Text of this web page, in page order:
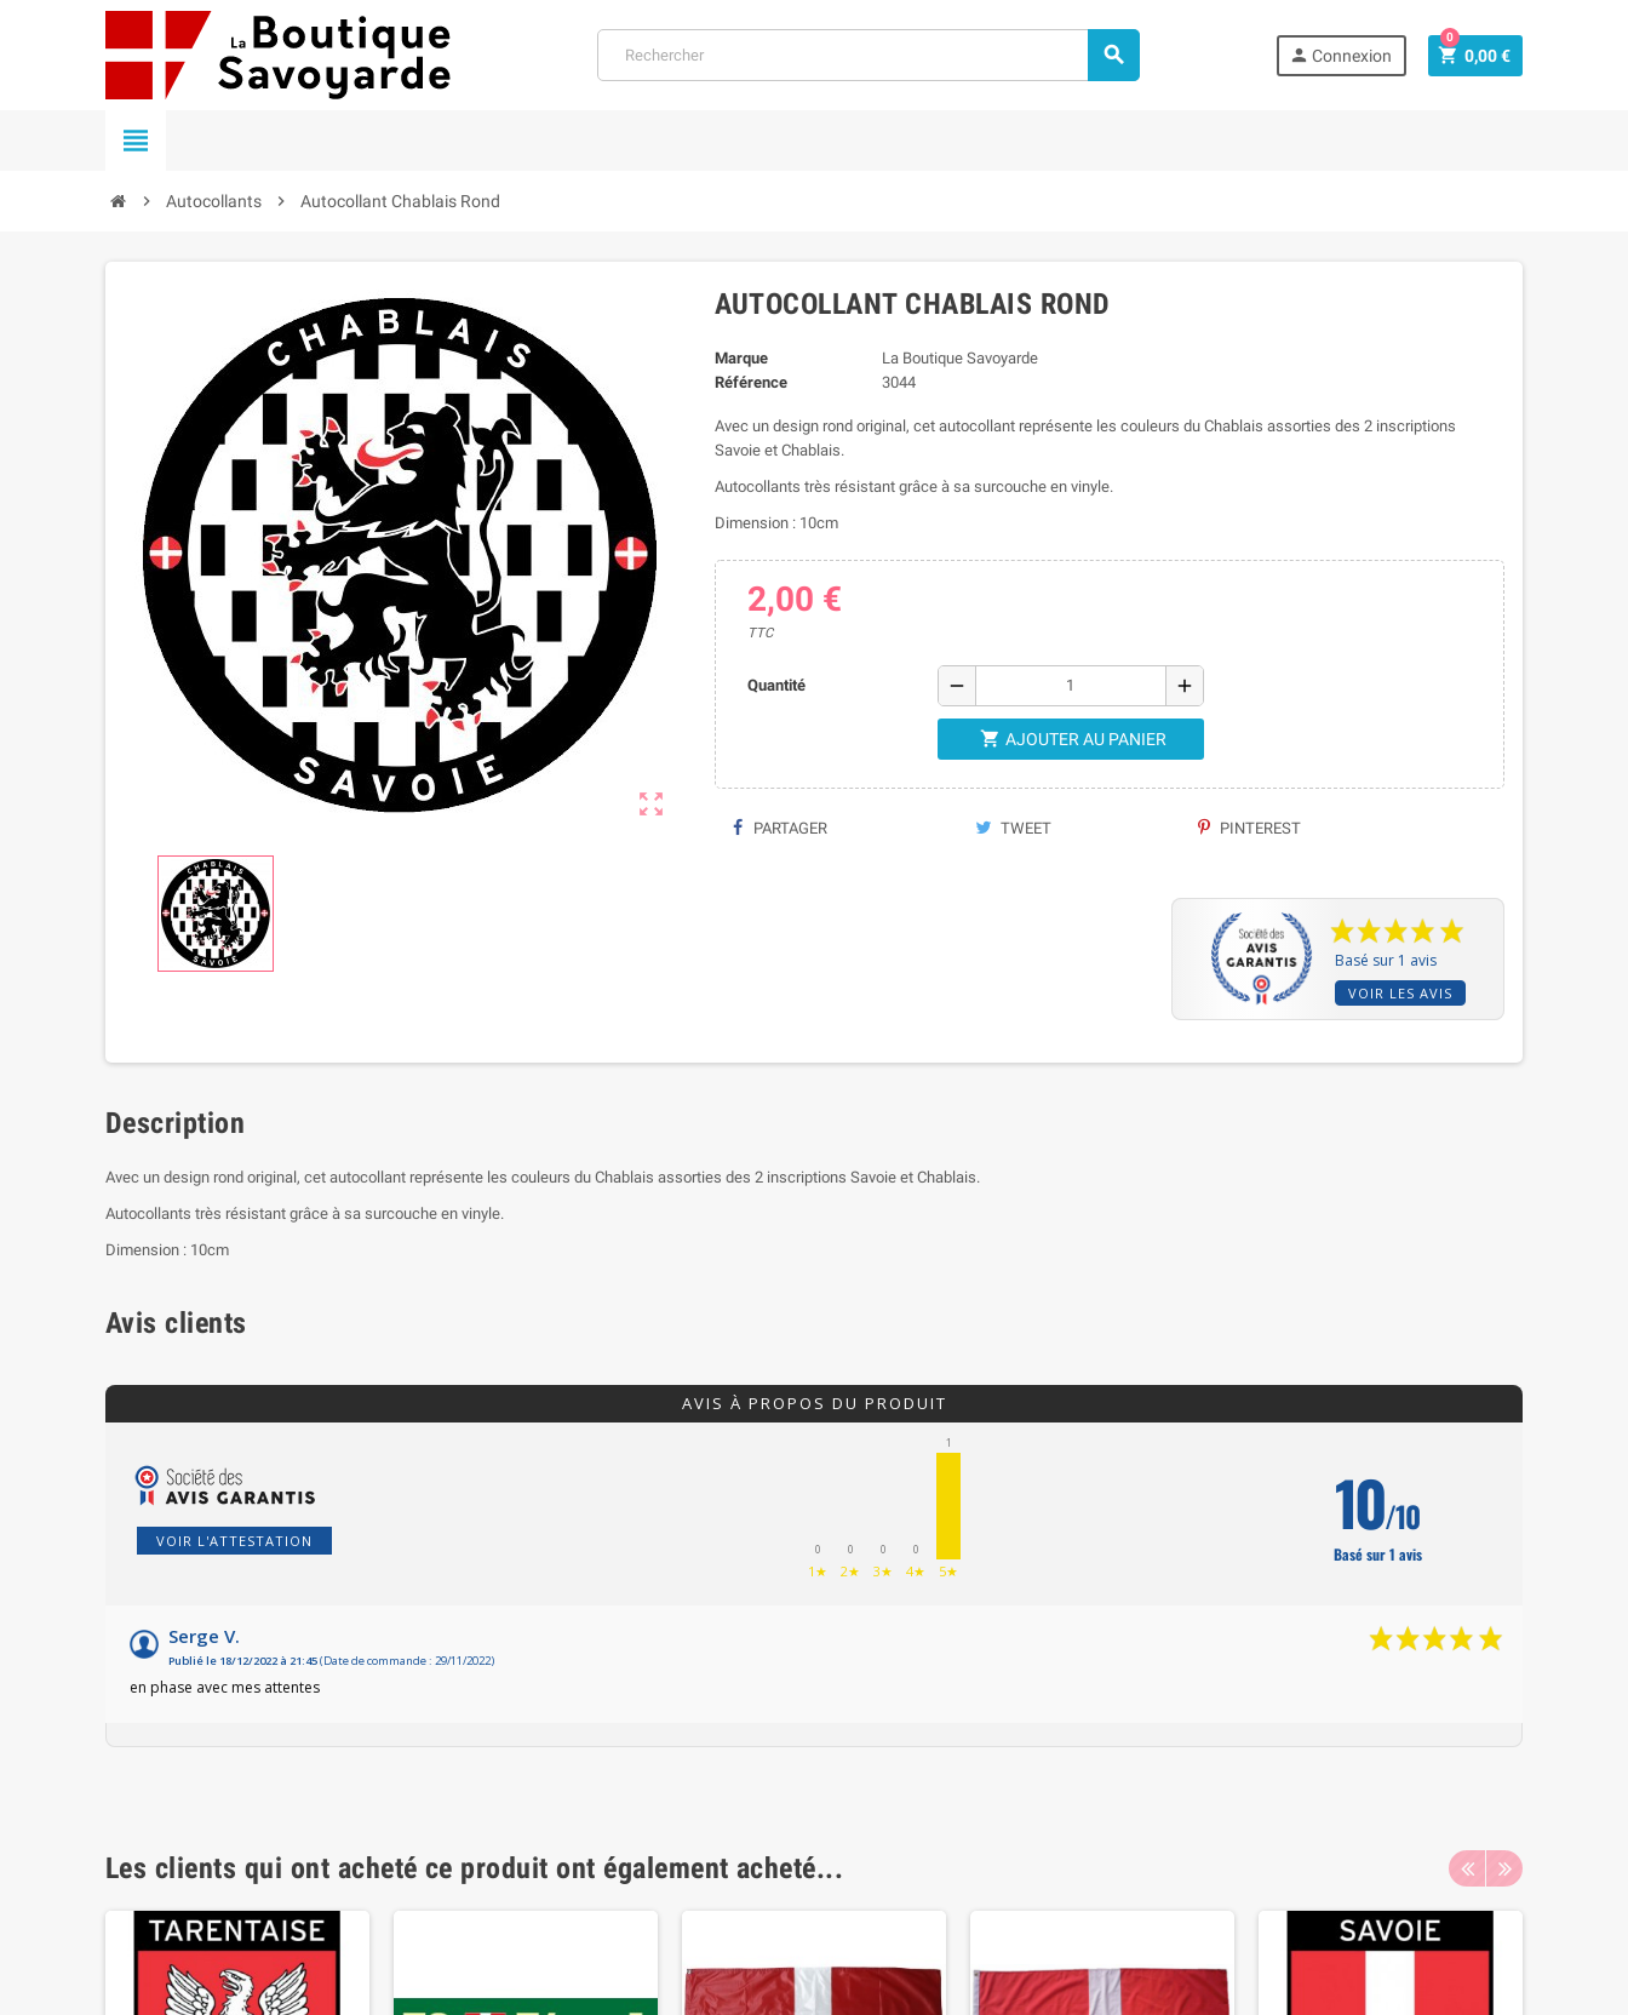
  Connexion  0,00 €
0

 Autocollants  Autocollant Chablais Rond

AUTOCOLLANT CHABLAIS ROND
Marque
La Boutique Savoyarde
Référence
3044
Avec un design rond original, cet autocollant représente les couleurs du Chablais assorties des 2 inscriptions
Savoie et Chablais.
Autocollants très résistant grâce à sa surcouche en vinyle.
Dimension : 10cm
2,00 €
TTC
Quantité remove add
 AJOUTER AU PANIER
PARTAGER TWEET PINTEREST
Basé sur 1 avis
VOIR LES AVIS
Description
Avec un design rond original, cet autocollant représente les couleurs du Chablais assorties des 2 inscriptions Savoie et Chablais.
Autocollants très résistant grâce à sa surcouche en vinyle.
Dimension : 10cm
Avis clients
AVIS À PROPOS DU PRODUIT
VOIR L'ATTESTATION 0
1★
0
2★
0
3★
0
4★
1
5★
10/10
Basé sur 1 avis
Serge V.
Publié le 18/12/2022 à 21:45(Date de commande : 29/11/2022)
en phase avec mes attentes
Les clients qui ont acheté ce produit ont également acheté...